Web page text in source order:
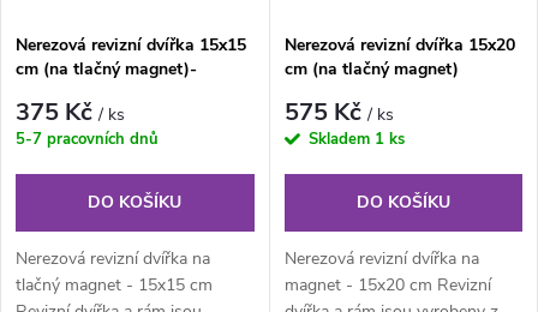
p
r
o
d
s
p
r
d
Nerezová revizní dvířka 15x15
cm (na tlačný magnet)-
375 Kč/ ks
5-7 pracovních dnů
DO KOŠÍKU
Nerezová revizní dvířka na
tlačný magnet - 15x15 cm
Nerezová revizní dvířka 15x20
cm (na tlačný magnet)
575 Kč/ ks
Skladem 1 ks
DO KOŠÍKU
Nerezová revizní dvířka na
magnet - 15x20 cm Revizní